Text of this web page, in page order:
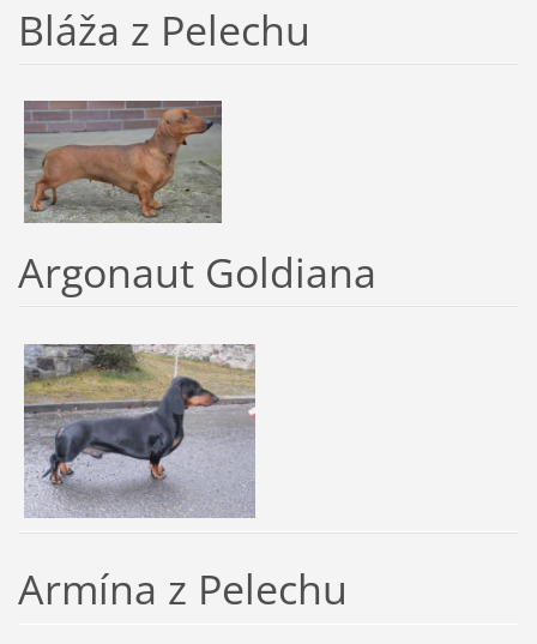
Bláža z Pelechu
Argonaut Goldiana
Armína z Pelechu